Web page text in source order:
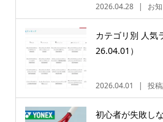
2026.04.28 お
カテゴリ別 人気
26.04.01）
2026.04.01 投
初心者が失敗し